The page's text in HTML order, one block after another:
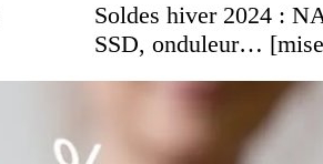
Soldes hiver 2024 :
SSD, onduleur…